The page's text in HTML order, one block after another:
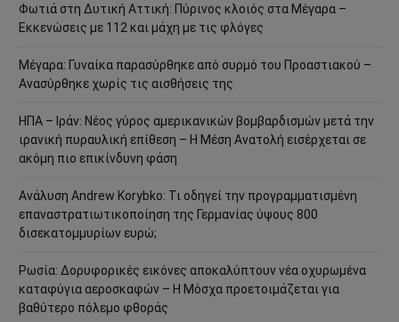
Φωτιά στη Δυτική Αττική: Πύρινος κλοιός στα Μέγαρα –
Εκκενώσεις με 112 και μάχη με τις φλόγες
Μέγαρα: Γυναίκα παρασύρθηκε από συρμό του Προαστιακού –
Ανασύρθηκε χωρίς τις αισθήσεις της
ΗΠΑ – Ιράν: Νέος γύρος αμερικανικών βομβαρδισμών μετά την
ιρανική πυραυλική επίθεση – Η Μέση Ανατολή εισέρχεται σε
ακόμη πιο επικίνδυνη φάση
Ανάλυση Andrew Korybko: Τι οδηγεί την προγραμματισμένη
επαναστρατιωτικοποίηση της Γερμανίας ύψους 800
δισεκατομμυρίων ευρώ;
Ρωσία: Δορυφορικές εικόνες αποκαλύπτουν νέα οχυρωμένα
καταφύγια αεροσκαφών – Η Μόσχα προετοιμάζεται για
βαθύτερο πόλεμο φθοράς